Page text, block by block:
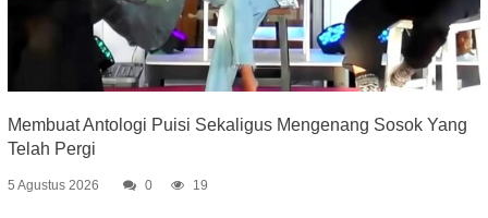
Membuat Antologi Puisi Sekaligus Mengenang Sosok Yang
Telah Pergi
5 Agustus 2026 0 19